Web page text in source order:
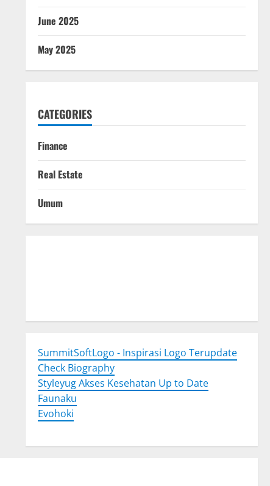
June 2025
May 2025
CATEGORIES
Finance
Real Estate
Umum
SummitSoftLogo - Inspirasi Logo Terupdate
Check Biography
Styleyug Akses Kesehatan Up to Date
Faunaku
Evohoki